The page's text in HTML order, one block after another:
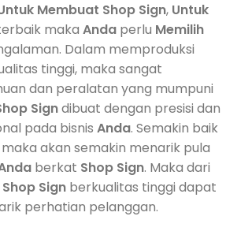
Membuat Shop Sign, Untuk
maka Anda perlu Memilih
Dalam memproduksi
tinggi, maka sangat
dan peralatan yang mumpuni
Signdibuat dengan presisi dan
pada bisnis Anda. Semakin baik
maka akan semakin menarik pula
berkat Shop Sign. Maka dari
Shop Sign berkualitas tinggi dapat
perhatian pelanggan.